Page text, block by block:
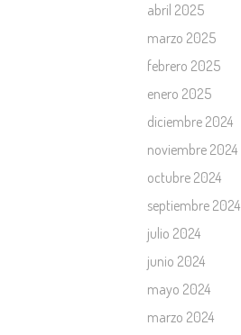
abril 2025
marzo 2025
febrero 2025
enero 2025
diciembre 2024
noviembre 2024
octubre 2024
septiembre 2024
julio 2024
junio 2024
mayo 2024
marzo 2024